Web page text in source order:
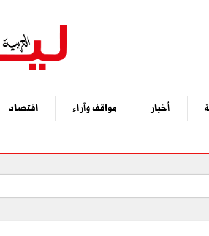
أخبار مواقف وآراء اقتصاد